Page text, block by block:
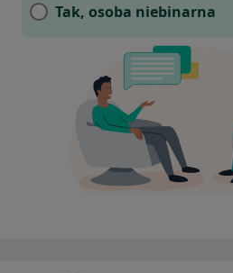
Tak, osoba niebinarna